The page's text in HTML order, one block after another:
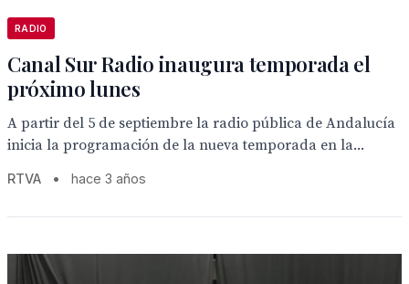
RADIO
Canal Sur Radio inaugura temporada el
próximo lunes
A partir del 5 de septiembre la radio pública de Andalucía
inicia la programación de la nueva temporada en la...
RTVA • hace 3 años